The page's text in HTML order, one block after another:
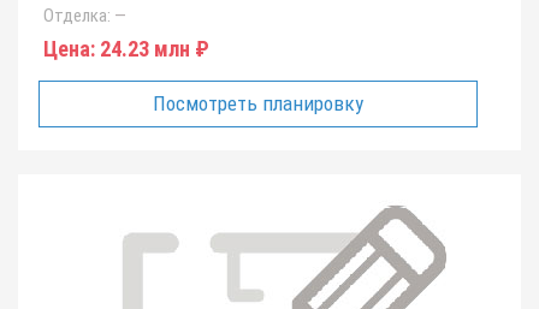
Отделка: —
Цена: 24.23 млн ₽
Посмотреть планировку